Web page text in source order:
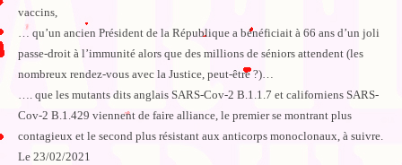
vaccins,
… qu’un ancien Président de la République a bénéficiait à 66 ans d’un joli
passe-droit à l’immunité alors que des millions de séniors attendent (les
nombreux rendez-vous avec la Justice, peut-être ?)…
…. que les mutants dits anglais SARS-Cov-2 B.1.1.7 et californiens SARS-
Cov-2 B.1.429 viennent de faire alliance, le premier se montrant plus
contagieux et le second plus résistant aux anticorps monoclonaux, à suivre.
Le 23/02/2021